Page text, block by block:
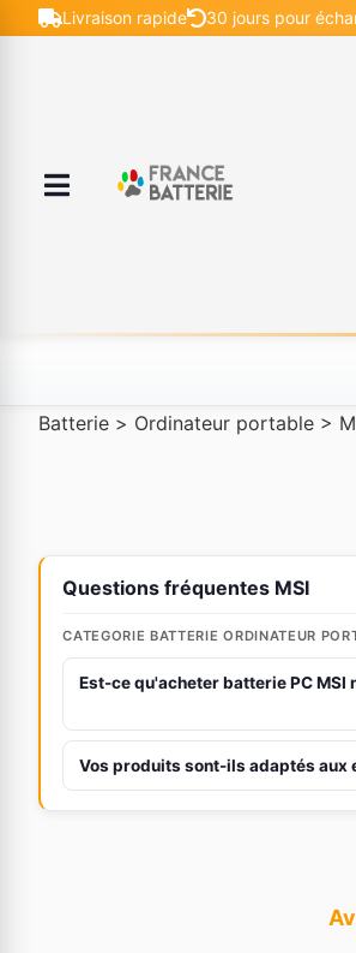
Livraison rapide 30 jours pour
Batterie > Ordinateur portable >
Questions fréquentes MSI
CATEGORIE BATTERIE ORDINATEUR
Est-ce qu'acheter batterie PC MSI
Vos produits sont-ils adaptés aux